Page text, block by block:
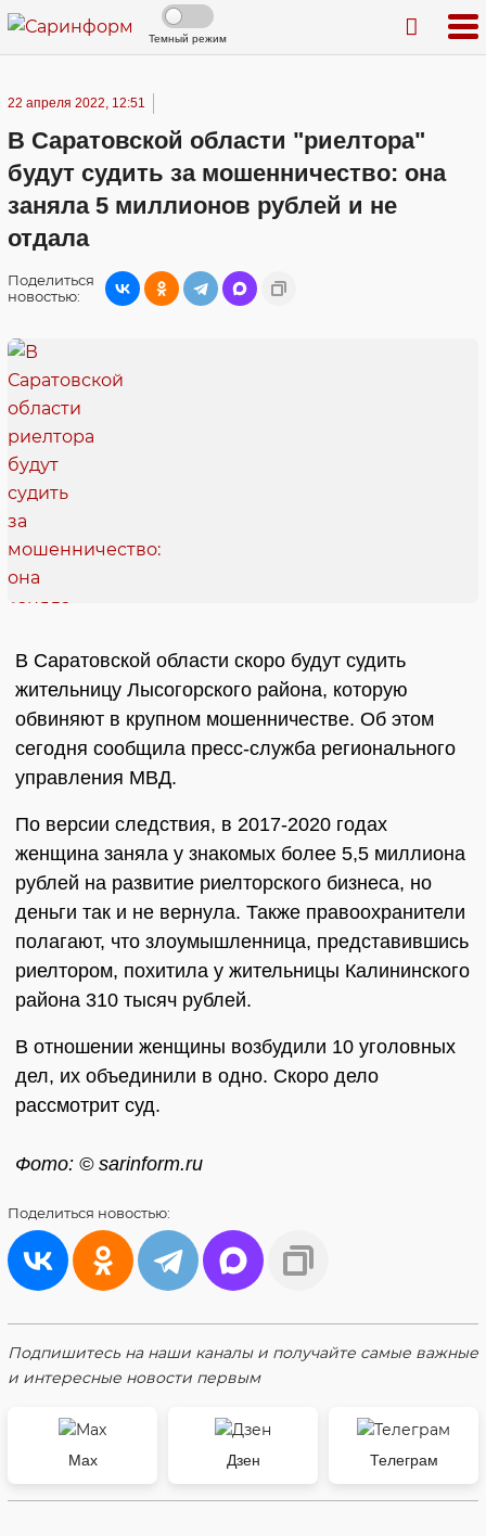
Темный режим
22 апреля 2022, 12:51
В Саратовской области "риелтора"
будут судить за мошенничество: она
заняла 5 миллионов рублей и не
отдала
Поделиться
новостью:
В Саратовской области скоро будут судить
жительницу Лысогорского района, которую
обвиняют в крупном мошенничестве. Об этом
сегодня сообщила пресс-служба регионального
управления МВД.
По версии следствия, в 2017-2020 годах
женщина заняла у знакомых более 5,5 миллиона
рублей на развитие риелторского бизнеса, но
деньги так и не вернула. Также правоохранители
полагают, что злоумышленница, представившись
риелтором, похитила у жительницы Калининского
района 310 тысяч рублей.
В отношении женщины возбудили 10 уголовных
дел, их объединили в одно. Скоро дело
рассмотрит суд.
Фото: © sarinform.ru
Поделиться новостью:
Подпишитесь на наши каналы и получайте самые важные
и интересные новости первым
Max Дзен Телеграм